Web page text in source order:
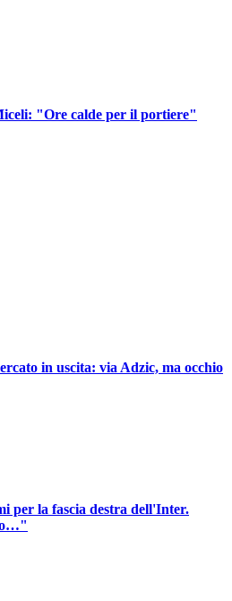
"Ore calde per il portiere"
in uscita: via Adzic, ma occhio
per la fascia destra dell'Inter.